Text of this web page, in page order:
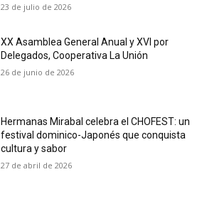
23 de julio de 2026
XX Asamblea General Anual y XVI por
Delegados, Cooperativa La Unión
26 de junio de 2026
Hermanas Mirabal celebra el CHOFEST: un
festival dominico-Japonés que conquista
cultura y sabor
27 de abril de 2026